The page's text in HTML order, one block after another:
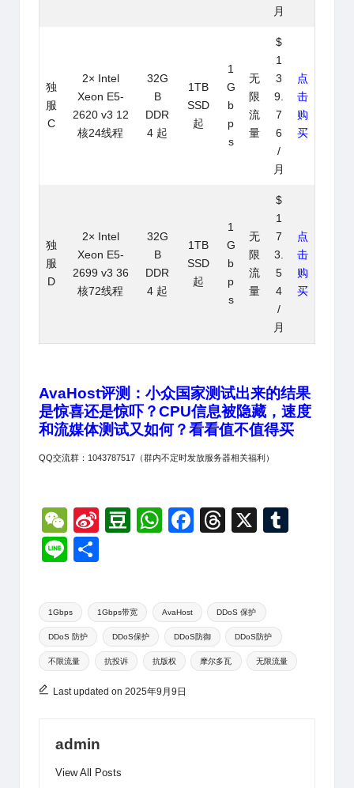
月
独
服
C
2× Intel
Xeon E5-
2620 v3 12
核24线程
32G
B
DDR
4 起
1TB
SSD
起
1
G
b
p
s
无
限
流
量
$
1
3
9.
7
6
/
月
点
击
购
买
独
服
D
2× Intel
Xeon E5-
2699 v3 36
核72线程
32G
B
DDR
4 起
1TB
SSD
起
1
G
b
p
s
无
限
流
量
$
1
7
3.
5
4
/
月
点
击
购
买
AvaHost评测：小众国家测试出来的结果
是惊喜还是惊吓？CPU信息被隐藏，速度
和流媒体测试又如何？看看值不值得买
QQ交流群：1043787517（群内不定时发放服务器相关福利）
W
e
C
h
at
Si
W
ei
b
o
D
b
a
n
W
s
A
p
p
F
b
o
o
T
a
d
s
X
Li
e
Tags:
1Gbps 1Gbps带宽 AvaHost DDoS 保护
DDoS 防护 DDoS保护 DDoS防御 DDoS防护
不限流量 抗投诉 抗版权 摩尔多瓦 无限流量
Last updated on 2025年9月9日
admin
View All Posts